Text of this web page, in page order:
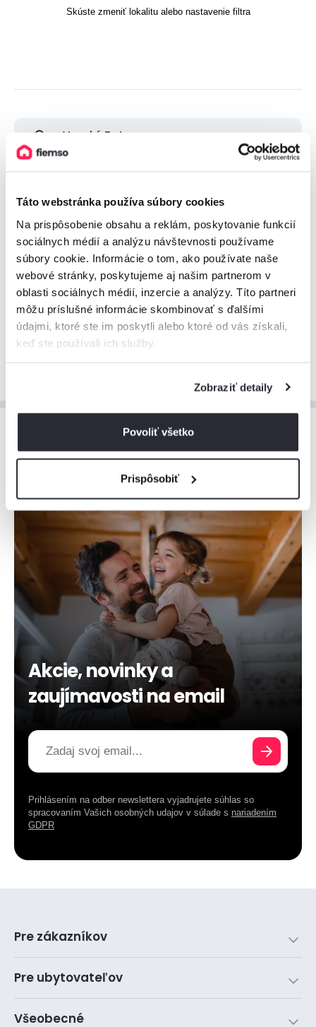
Táto webstránka používa súbory cookies
Na prispôsobenie obsahu a reklám, poskytovanie funkcií
sociálnych médií a analýzu návštevnosti používame
súbory cookie. Informácie o tom, ako používate naše
webové stránky, poskytujeme aj našim partnerom v
oblasti sociálnych médií, inzercie a analýzy. Títo partneri
môžu príslušné informácie skombinovať s ďalšími
údajmi, ktoré ste im poskytli alebo ktoré od vás získali,
keď ste používali ich služby.
Zobraziť detaily
Povoliť všetko
Prispôsobiť
Skúste zmeniť lokalitu alebo nastavenie filtra
Vysoké Tatry
Malá Fatra
Veľká Fatra
Orava
Zobraziť viac
Akcie, novinky a
zaujímavosti na email
Prihlásením na odber newslettera vyjadrujete súhlas so
spracovaním Vašich osobných udajov v súlade s nariadením
GDPR
Pre zákazníkov
Pre ubytovateľov
Všeobecné